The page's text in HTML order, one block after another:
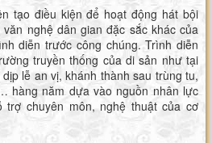
điều kiện để hoạt động hát bội
nghệ dân gian đặc sắc khác của
diễn trước công chúng. Trình diễn
truyền thống của di sản như tại
lễ an vị, khánh thành sau trùng tu,
hàng năm dựa vào nguồn nhân lực
chuyên môn, nghệ thuật của cơ